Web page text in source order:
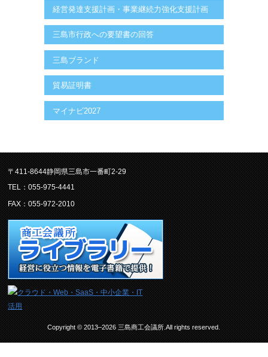
経営発達支援計画・事業継続力強化支援計画
三島市行政への要望書の回答
三島ブランド
貿易証明書
マイナビ2027
〒411-8644静岡県三島市一番町2-29
TEL：055-975-4441
FAX：055-972-2010
Copyright © 2013–2026 三島商工会議所.All rights reserved.